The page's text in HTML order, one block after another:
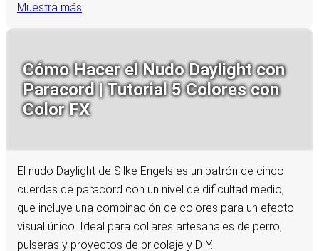
Muestra más
Cómo Hacer el Nudo Daylight con
Paracord | Tutorial 5 Colores con
Color FX
El nudo Daylight de Silke Engels es un patrón de cinco
cuerdas de paracord con un nivel de dificultad medio,
que incluye una combinación de colores para un efecto
visual único. Ideal para collares artesanales de perro,
pulseras y proyectos de bricolaje y DIY.